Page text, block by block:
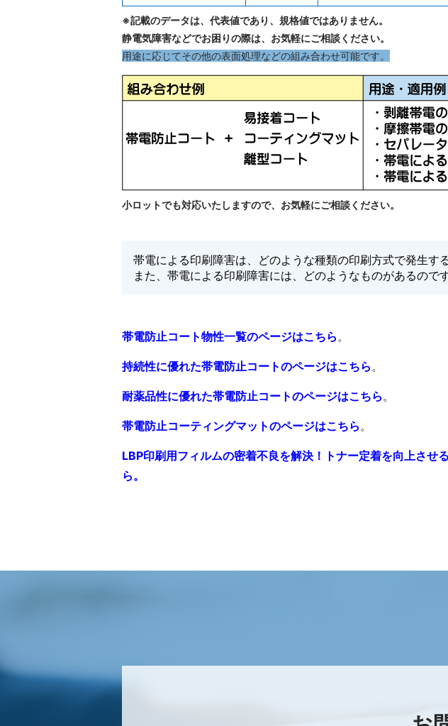
※記載のデータは、代表値であり、規格値ではありません。
静電気障害などでお困りの際は、お気軽にご相談ください。
用途に応じてその他の表面処理などの組み合わせ可能です。
小ロットでも対応いたしますので、お気軽にご相談ください。
帯電による印刷障害は、どのような種類の印刷方式で発生す
また、帯電による印刷障害には、どのようなものがあるので
帯電防止コート物性一覧のページはこちら。
持続性に優れた帯電防止コートのページはこちら。
耐薬品性に優れた帯電防止コートのページはこちら。
帯電防止コーティングマットのページはこちら。
LBP印刷用フィルムの密着不良を解決！トナー定着を向上させ
ら。